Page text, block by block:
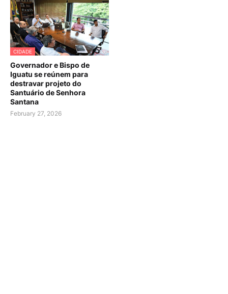
CIDADE
Governador e Bispo de
Iguatu se reúnem para
destravar projeto do
Santuário de Senhora
Santana
February 27, 2026